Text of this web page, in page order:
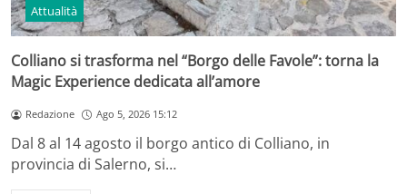
Attualità
Colliano si trasforma nel “Borgo delle Favole”: torna la
Magic Experience dedicata all’amore
Redazione Ago 5, 2026 15:12
Dal 8 al 14 agosto il borgo antico di Colliano, in
provincia di Salerno, si…